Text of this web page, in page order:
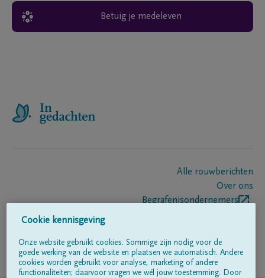
Betuig je medeleven
Alle rouwberichten
Over ons
Begrafenisondernemers
Volg ons op
Cookie kennisgeving
Onze website gebruikt cookies. Sommige zijn nodig voor de
goede werking van de website en plaatsen we automatisch. Andere
cookies worden gebruikt voor analyse, marketing of andere
functionaliteiten; daarvoor vragen we wél jouw toestemming. Door